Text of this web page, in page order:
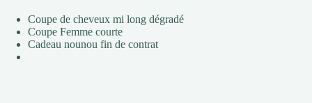
Coupe de cheveux mi long dégradé
Coupe Femme courte
Cadeau nounou fin de contrat